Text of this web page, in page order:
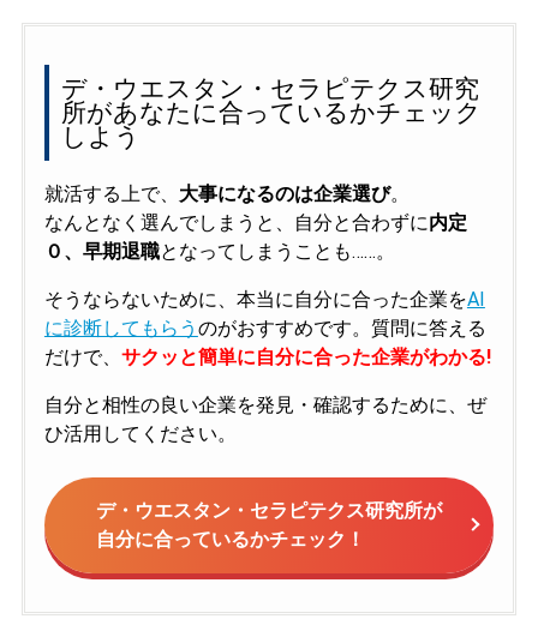
デ・ウエスタン・セラピテクス研究
所があなたに合っているかチェック
しよう
就活する上で、 大事になるのは企業選び。
なんとなく選んでしまうと、自分と合わずに内定
０、早期退職となってしまうことも……。
そうならないために、本当に自分に合った企業をAI
に診断してもらう のがおすすめです。質問に答える
だけで、 サクッと簡単に自分に合った企業がわかる!
自分と相性の良い企業を発見・確認するために、ぜ
ひ活用してください。
デ・ウエスタン・セラピテクス研究所が
自分に合っているかチェック！